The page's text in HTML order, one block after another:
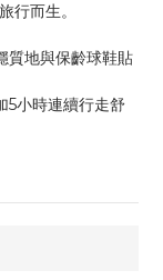
行而生。
質地與保齡球鞋貼
5小時連續行走舒